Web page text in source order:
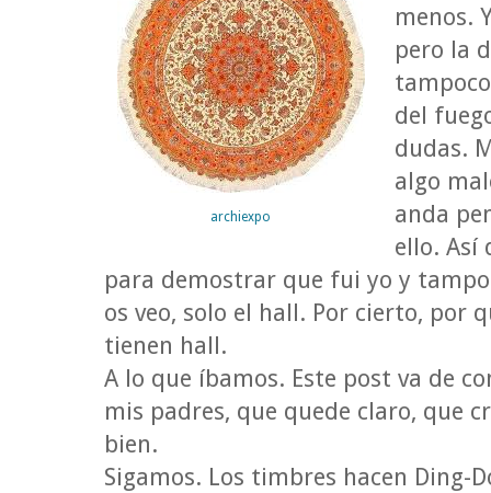
archiexpo
menos.
pero la
del
dudas.
algo
anda
ello. Así
para demostrar que fui yo y
os veo, solo el hall. Por cierto, por
tienen hall.
A lo que íbamos. Este post va de
mis padres, que quede claro, que
bien.
Sigamos. Los timbres hacen Ding-